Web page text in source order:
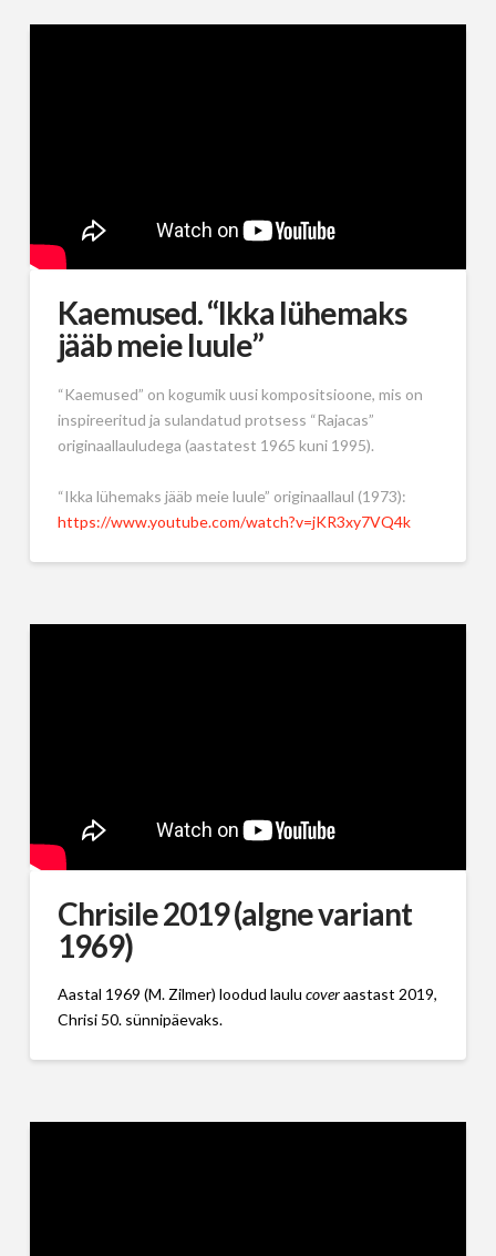
Kaemused. “Ikka lühemaks
jääb meie luule”
“Kaemused” on kogumik uusi kompositsioone, mis on
inspireeritud ja sulandatud protsess “Rajacas”
originaallauludega (aastatest 1965 kuni 1995).
“Ikka lühemaks jääb meie luule” originaallaul (1973):
https://www.youtube.com/watch?v=jKR3xy7VQ4k
Chrisile 2019 (algne variant
1969)
Aastal 1969 (M. Zilmer) loodud laulu coveraastast 2019,
Chrisi 50. sünnipäevaks.